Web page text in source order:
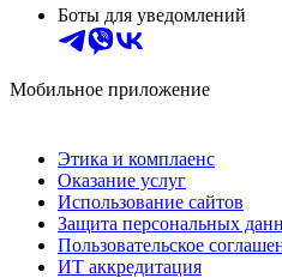
Боты для уведомлений
Мобильное приложение
Этика и комплаенс
Оказание услуг
Использование сайтов
Защита персональных
Пользовательское
ИТ аккредитация